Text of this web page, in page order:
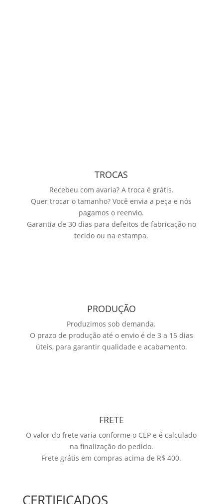
TROCAS
Recebeu com avaria? A troca é grátis.
Quer trocar o tamanho? Você envia a peça e nós
pagamos o reenvio.
Garantia de 30 dias para defeitos de fabricação no
tecido ou na estampa.
PRODUÇÃO
Produzimos sob demanda.
O prazo de produção até o envio é de 3 a 15 dias
úteis, para garantir qualidade e acabamento.
FRETE
O valor do frete varia conforme o CEP e é calculado
na finalização do pedido.
Frete grátis em compras acima de R$ 400.
CERTIFICADOS